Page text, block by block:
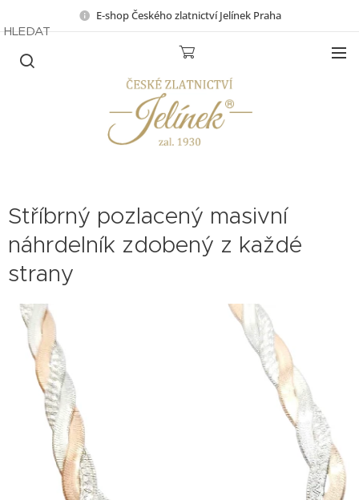
E-shop Českého zlatnictví Jelínek Praha
HLEDAT
Stříbrný pozlacený masivní
náhrdelník zdobený z každé
strany